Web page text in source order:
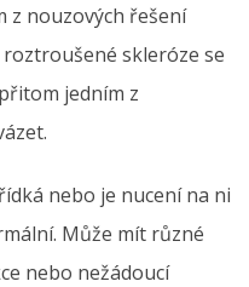
z nouzových řešení
skleróze se
jedním z
nebo je nucení na ni
Může mít různé
nebo nežádoucí